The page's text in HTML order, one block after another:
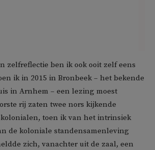
zelfreflectie ben ik ook ooit zelf eens
ik in 2015 in Bronbeek – het bekende
in Arnhem – een lezing moest
rij zaten twee nors kijkende
toen ik van het intrinsiek
de koloniale standensamenleving
zich, vanachter uit de zaal, een